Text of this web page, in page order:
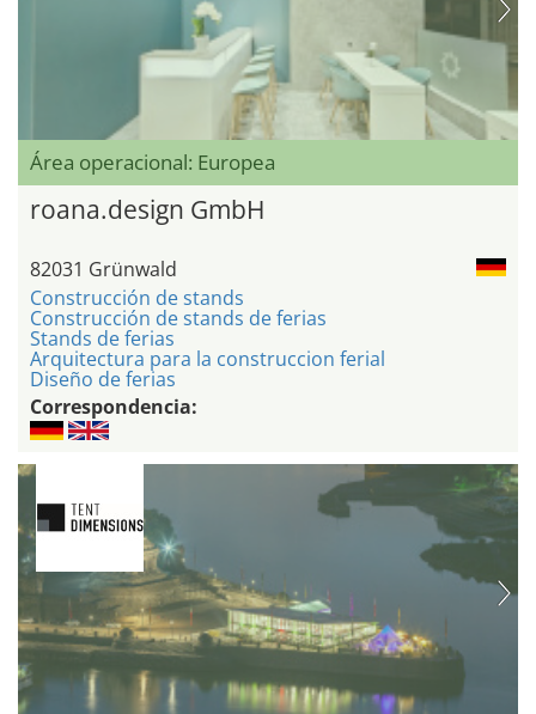
Área operacional: Europea
roana.design GmbH
82031 Grünwald
Construcción de stands
Construcción de stands de ferias
Stands de ferias
Arquitectura para la construccion ferial
Diseño de ferias
Correspondencia: